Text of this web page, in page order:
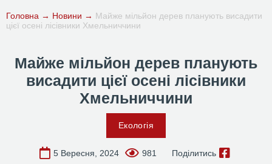
Головна → Новини → Майже мільйон дерев планують висадити
цієї осені лісівники Хмельниччини
Майже мільйон дерев планують
висадити цієї осені лісівники
Хмельниччини
Екологія
5 Вересня, 2024 981 Поділитись